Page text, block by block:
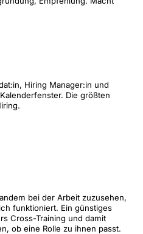
Hiring Manager:in und
Die größten
bei der Arbeit zuzusehen,
funktioniert. Ein günstiges
Cross-Training und damit
ob eine Rolle zu ihnen passt.